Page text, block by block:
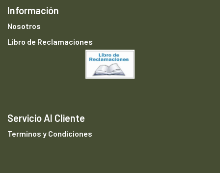
Información
Nosotros
Libro de Reclamaciones
Servicio Al Cliente
Terminos y Condiciones